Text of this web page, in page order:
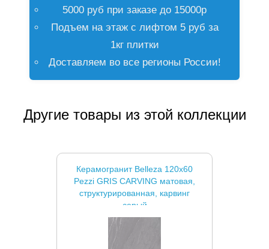
5000 руб при заказе до 15000р
Подъем на этаж с лифтом 5 руб за
1кг плитки
Доставляем во все регионы России!
Другие товары из этой коллекции
Керамогранит Belleza 120x60
Pezzi GRIS CARVING матовая,
структурированная, карвинг
серый